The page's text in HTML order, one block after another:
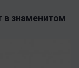
в знаменитом